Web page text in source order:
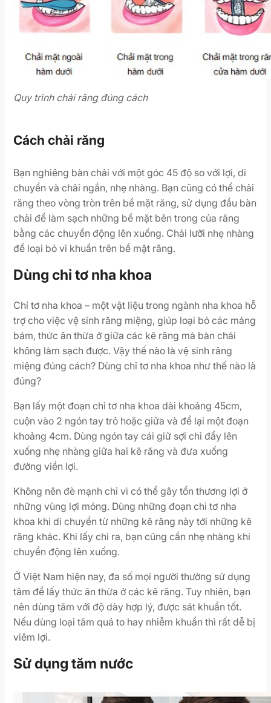
Quy trình chải răng đúng cách
Cách chải răng
Bạn nghiêng bàn chải với một góc 45 độ so với lợi, di
chuyển và chải ngắn, nhẹ nhàng. Bạn cũng có thể chải
răng theo vòng tròn trên bề mặt răng, sử dụng đầu bàn
chải để làm sạch những bề mặt bên trong của răng
bằng các chuyển động lên xuống. Chải lưỡi nhẹ nhàng
để loại bỏ vi khuẩn trên bề mặt răng.
Dùng chỉ tơ nha khoa
Chỉ tơ nha khoa – một vật liệu trong ngành nha khoa hỗ
trợ cho việc vệ sinh răng miệng, giúp loại bỏ các mảng
bám, thức ăn thừa ở giữa các kẽ răng mà bàn chải
không làm sạch được. Vậy thế nào là vệ sinh răng
miệng đúng cách? Dùng chỉ tơ nha khoa như thế nào là
đúng?
Bạn lấy một đoạn chỉ tơ nha khoa dài khoảng 45cm,
cuộn vào 2 ngón tay trỏ hoặc giữa và để lại một đoạn
khoảng 4cm. Dùng ngón tay cái giữ sợi chỉ đẩy lên
xuống nhẹ nhàng giữa hai kẽ răng và đưa xuống
đường viền lợi.
Không nên đè mạnh chỉ vì có thể gây tổn thương lợi ở
những vùng lợi mỏng. Dùng những đoạn chỉ tơ nha
khoa khi di chuyển từ những kẽ răng này tới những kẽ
răng khác. Khi lấy chỉ ra, bạn cũng cần nhẹ nhàng khi
chuyển động lên xuống.
Ở Việt Nam hiện nay, đa số mọi người thường sử dụng
tăm để lấy thức ăn thừa ở các kẽ răng. Tuy nhiên, bạn
nên dùng tăm với độ dày hợp lý, được sát khuẩn tốt.
Nếu dùng loại tăm quá to hay nhiễm khuẩn thì rất dễ bị
viêm lợi.
Sử dụng tăm nước